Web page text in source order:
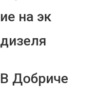
ие на эк
дизеля
В Добриче